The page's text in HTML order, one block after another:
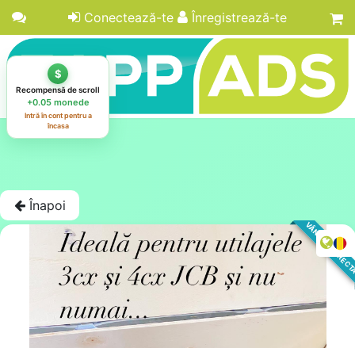
Conectează-te Înregistrează-te
Înapoi
VÂNZARE